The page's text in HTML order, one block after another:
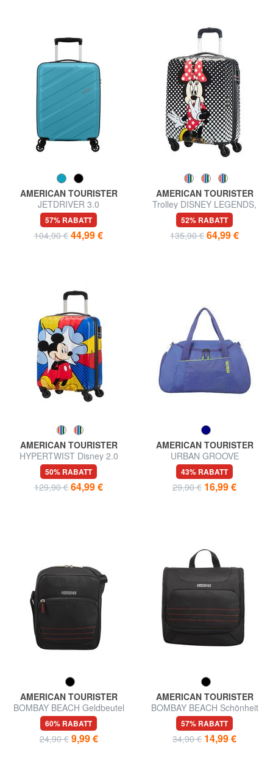
AMERICAN TOURISTER
JETDRIVER 3.0
Handgepäcktrolley
57% RABATT
104,90 € 44,99 €
AMERICAN TOURISTER
Trolley DISNEY LEGENDS,
Handgepäck
52% RABATT
135,90 € 64,99 €
AMERICAN TOURISTER
HYPERTWIST Disney 2.0
Handgepäckwagen
50% RABATT
129,90 € 64,99 €
AMERICAN TOURISTER
URBAN GROOVE
Reisetasche mit Schultergurt
43% RABATT
29,90 € 16,99 €
AMERICAN TOURISTER
BOMBAY BEACH Geldbeutel
60% RABATT
24,90 € 9,99 €
AMERICAN TOURISTER
BOMBAY BEACH Schönheit
mit Haken
57% RABATT
34,90 € 14,99 €